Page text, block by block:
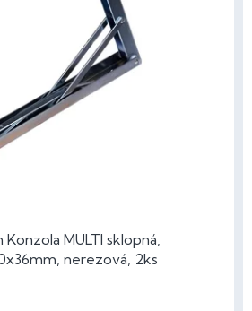
Konzola MULTI sklopná,
nerezová, 2ks